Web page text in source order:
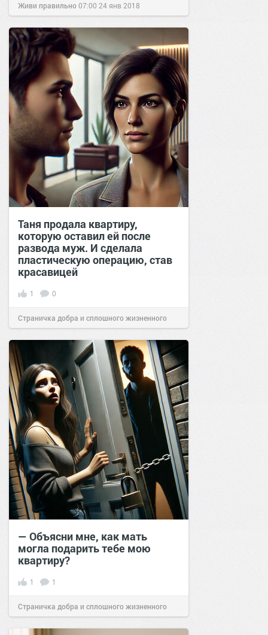
Живи правильно07:00 24 янв 2018
Таня продала квартиру,
которую оставил ей после
развода муж. И сделала
пластическую операцию, став
красавицей
1 0
Страничка добра и сплошного жизненного
позитива!17:2106 ноя 2024
— Объясни мне, как мать
могла подарить тебе мою
квартиру?
1 1
Страничка добра и сплошного жизненного
позитива!14:3703 окт 2024